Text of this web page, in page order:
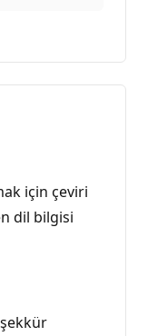
için çeviri
dil bilgisi